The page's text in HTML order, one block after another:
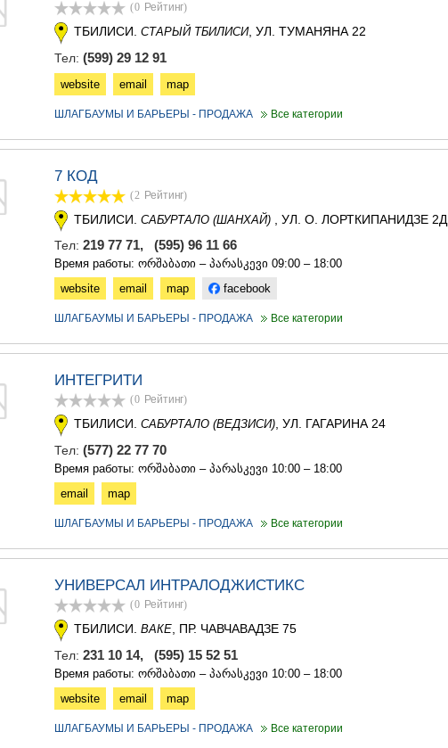
(0 Рейтинг)
ТБИЛИСИ. СТАРЫЙ ТБИЛИСИ, УЛ. ТУМАНЯНА 22
Тел: (599) 29 12 91
website email map
ШЛАГБАУМЫ И БАРЬЕРЫ - ПРОДАЖА Все категории
7 КОД
(2 Рейтинг)
ТБИЛИСИ. САБУРТАЛО (ШАНХАЙ)
, УЛ. О. ЛОРТКИПАНИДЗЕ 2Д
Тел: 219 77 71, (595) 96 11 66
Время работы: ორშაბათი – პარასკევი 09:00 – 18:00
website
email map facebook
ШЛАГБАУМЫ И БАРЬЕРЫ - ПРОДАЖА Все категории
ИНТЕГРИТИ
(0 Рейтинг)
ТБИЛИСИ. САБУРТАЛО (ВЕДЗИСИ), УЛ. ГАГАРИНА 24
Тел: (577) 22 77 70
Время работы: ორშაბათი – პარასკევი 10:00 – 18:00
email
map
ШЛАГБАУМЫ И БАРЬЕРЫ - ПРОДАЖА Все категории
УНИВЕРСАЛ ИНТРАЛОДЖИСТИКС
(0 Рейтинг)
ТБИЛИСИ. ВАКЕ , ПР. ЧАВЧАВАДЗЕ 75
Тел: 231 10 14, (595) 15 52 51
Время работы: ორშაბათი – პარასკევი 10:00 – 18:00
website
email map
ШЛАГБАУМЫ И БАРЬЕРЫ - ПРОДАЖА Все категории